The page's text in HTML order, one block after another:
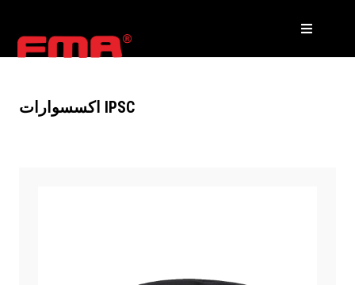
اكسسوارات IPSC